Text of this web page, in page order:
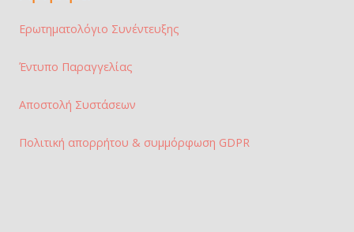
Ερωτηματολόγιο Συνέντευξης
Έντυπο Παραγγελίας
Αποστολή Συστάσεων
Πολιτική απορρήτου & συμμόρφωση GDPR